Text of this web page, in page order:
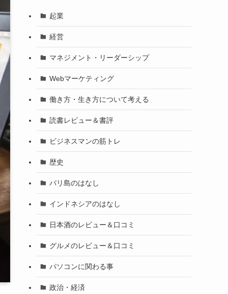
起業
経営
マネジメント・リーダーシップ
Webマーケティング
働き方・生き方について考える
読書レビュー＆書評
ビジネスマンの筋トレ
歴史
バリ島のはなし
インドネシアのはなし
日本酒のレビュー＆口コミ
グルメのレビュー＆口コミ
パソコンに関わる事
政治・経済